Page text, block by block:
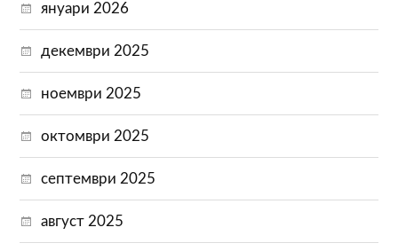
януари 2026
декември 2025
ноември 2025
октомври 2025
септември 2025
август 2025